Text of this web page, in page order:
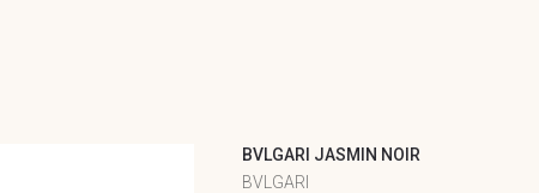
BVLGARI JASMIN NOIR
BVLGARI